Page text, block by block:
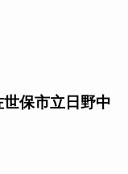
保市立日野中